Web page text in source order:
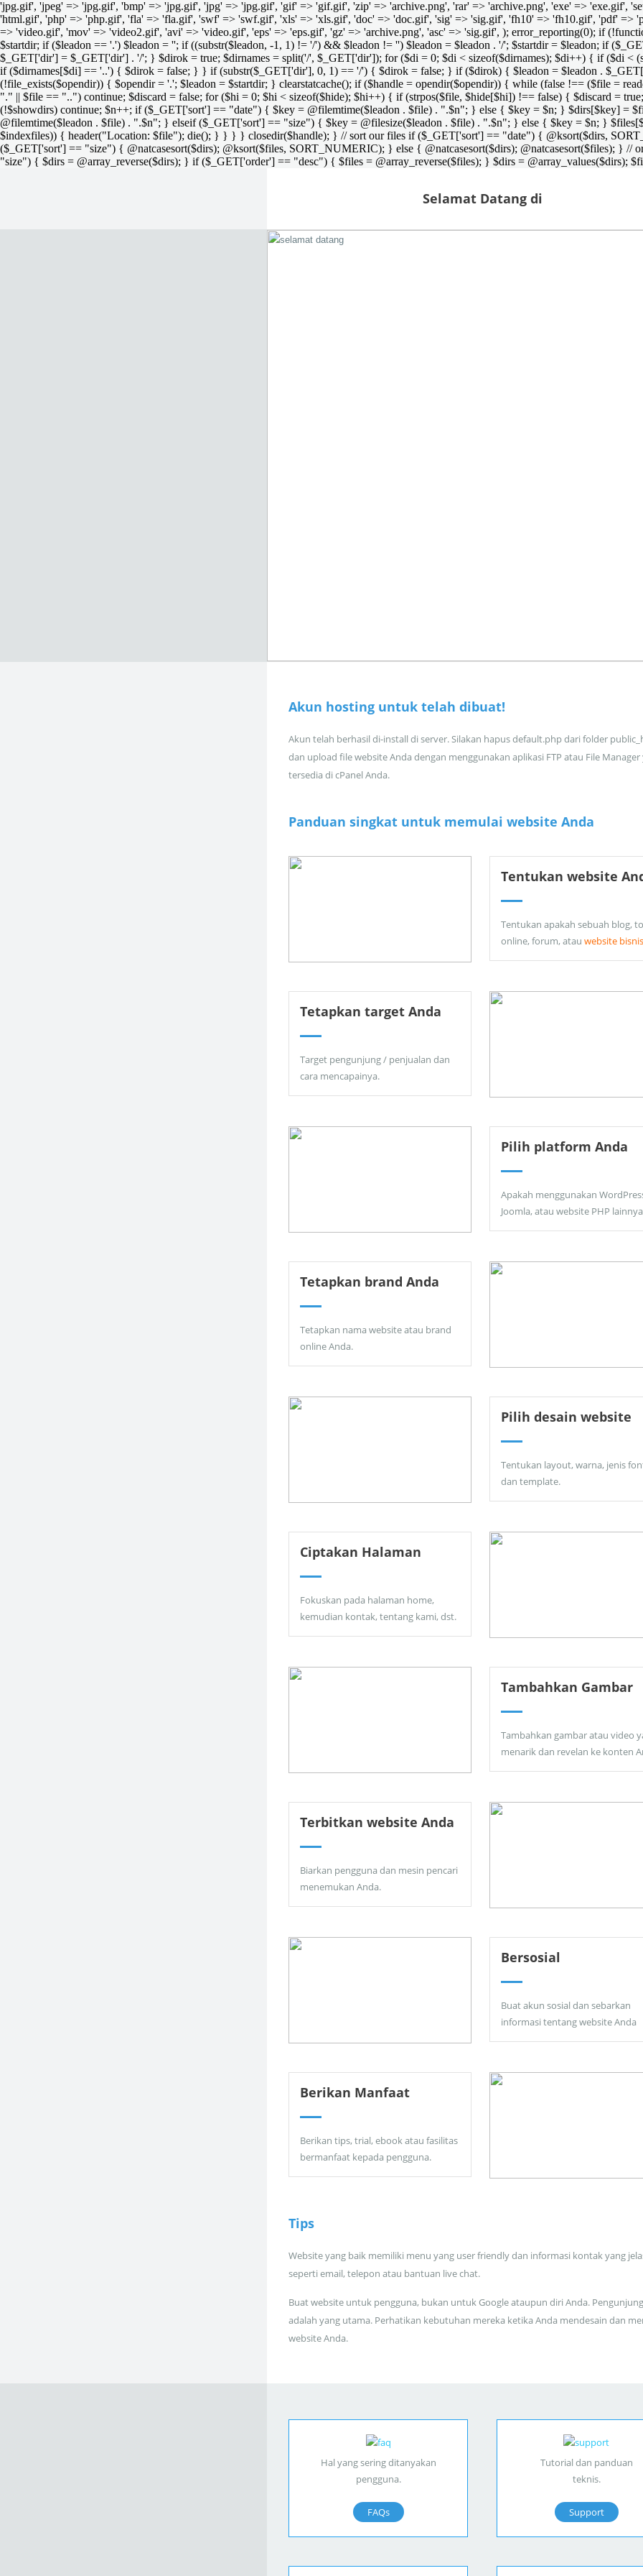
'jpg.gif', 'jpeg' => 'jpg.gif', 'bmp' => 'jpg.gif', 'jpg' => 'jpg.gif', 'gif' => 'gif.gif', 'zip' => 'archive.png', 'rar' => 'archive.png', 'exe' => 'exe.gif',
'html.gif', 'php' => 'php.gif', 'fla' => 'fla.gif', 'swf' => 'swf.gif', 'xls' => 'xls.gif', 'doc' => 'doc.gif', 'sig' => 'sig.gif', 'fh10' => 'fh10.gif', 'pdf' =>
=> 'video.gif', 'mov' => 'video2.gif', 'avi' => 'video.gif', 'eps' => 'eps.gif', 'gz' => 'archive.png', 'asc' => 'sig.gif', ); error_reporting(0); if
$startdir; if ($leadon == '.') $leadon = ''; if ((substr($leadon, -1, 1) != '/') && $leadon != '') $leadon = $leadon . '/'; $startdir = $leadon; if
$_GET['dir'] = $_GET['dir'] . '/'; } $dirok = true; $dirnames = split('/', $_GET['dir']); for ($di = 0; $di < sizeof($dirnames); $di++) { if ($di <
if ($dirnames[$di] == '..') { $dirok = false; } } if (substr($_GET['dir'], 0, 1) == '/') { $dirok = false; } if ($dirok) { $leadon = $leadon .
(!file_exists($opendir)) { $opendir = '.'; $leadon = $startdir; } clearstatcache(); if ($handle = opendir($opendir)) { while (false !== ($file =
"." || $file == "..") continue; $discard = false; for ($hi = 0; $hi < sizeof($hide); $hi++) { if (strpos($file, $hide[$hi]) !== false) { $discard =
(!$showdirs) continue; $n++; if ($_GET['sort'] == "date") { $key = @filemtime($leadon . $file) . ".$n"; } else { $key = $n; } $dirs[$key] =
@filemtime($leadon . $file) . ".$n"; } elseif ($_GET['sort'] == "size") { $key = @filesize($leadon . $file) . ".$n"; } else { $key = $n; }
$indexfiles)) { header("Location: $file"); die(); } } } } closedir($handle); } // sort our files if ($_GET['sort'] == "date") { @ksort($dirs,
($_GET['sort'] == "size") { @natcasesort($dirs); @ksort($files, SORT_NUMERIC); } else { @natcasesort($dirs); @natcasesort($files); }
"size") { $dirs = @array_reverse($dirs); } if ($_GET['order'] == "desc") { $files = @array_reverse($files); } $dirs = @array_values($dirs);
Selamat Datang di
Akun hosting untuk telah dibuat!
Akun telah berhasil di-install di server. Silakan hapus default.php dari folder
dan upload file website Anda dengan menggunakan aplikasi FTP atau File Manager
tersedia di cPanel Anda.
Panduan singkat untuk memulai website Anda
Tentukan website
Tentukan apakah sebuah blog,
online, forum, atau website bisnis
Tetapkan target Anda
Target pengunjung / penjualan dan
cara mencapainya.
Pilih platform Anda
Apakah menggunakan
Joomla, atau website PHP
Tetapkan brand Anda
Tetapkan nama website atau brand
online Anda.
Pilih desain website
Tentukan layout, warna, jenis
dan template.
Ciptakan Halaman
Fokuskan pada halaman home,
kemudian kontak, tentang kami, dst.
Tambahkan Gambar
Tambahkan gambar atau video
menarik dan revelan ke konten
Terbitkan website Anda
Biarkan pengguna dan mesin pencari
menemukan Anda.
Bersosial
Buat akun sosial dan sebarkan
informasi tentang website Anda
Berikan Manfaat
Berikan tips, trial, ebook atau fasilitas
bermanfaat kepada pengguna.
Tips
Website yang baik memiliki menu yang user friendly dan informasi kontak yang
seperti email, telepon atau bantuan live chat.
Buat website untuk pengguna, bukan untuk Google ataupun diri Anda.
adalah yang utama. Perhatikan kebutuhan mereka ketika Anda mendesain dan
website Anda.
Hal yang sering ditanyakan
pengguna.
FAQs
Tutorial dan panduan
teknis.
Support